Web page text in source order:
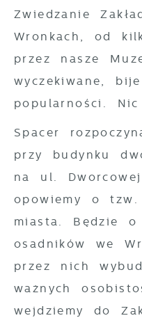
Zwiedzanie
Wronkach, od
przez nasze
wyczekiwane,
popularności.
Spacer
przy budynku
na ul.
opowiemy o
miasta. Będzie
osadników we
przez nich
ważnych
wejdziemy do
partnerami oraz
Firmy te działają
mediów